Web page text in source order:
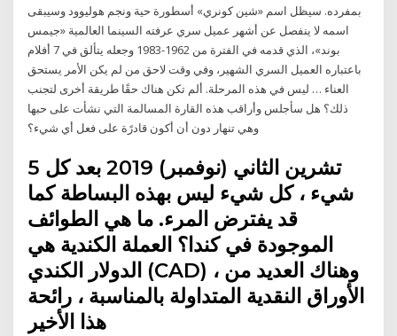
بمفرده. سيظل اسم «شين كونري» أسطورة حية ونجم هوليوود وسيبقى
اسمه لا ينفصل عن أشهر عميل سري عرفته السينما العالمية «جيمس
بوند»، الذي قدمه في الفترة من 1962-1983 وجعله يتألق في 7 أفلام
باعتباره العميل السري الشهير، وفي وقت لاحق من لم يكن الأمر يستحق
العناء … ليس في هذه المرحلة. ألم تكن هناك حقًا طريقة أخرى لتجنب
ذلك؟ هل سأجلس وأراقب هذه القارة المسالمة التي نشأت على حبها
وهي تنهار دون أن أكون قادرًة على فعل أي شيء؟
5 تشرين الثاني (نوفمبر) 2019 بعد كل
شيء ، كل شيء ليس بهذه البساطة كما
قد يفترض المرء. ما هي الطوائف
الموجودة في كندا؟ العملة الكندية هي
الدولار الكندي (CAD) ، وهناك العديد من
الأوراق النقدية المتداولة بالمناسبة ، رائحة
هذا الأخير